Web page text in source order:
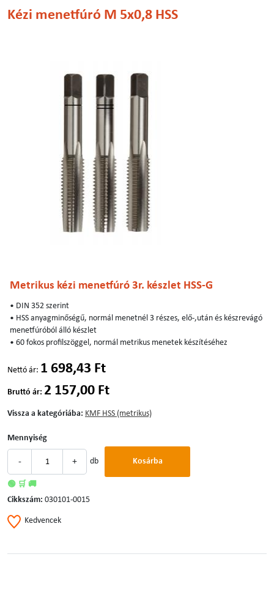
Kézi menetfúró M 5x0,8 HSS
Metrikus kézi menetfúró 3r. készlet HSS-G
• DIN 352 szerint
• HSS anyagminőségű, normál menetnél 3 részes, elő-,után és készrevágó
menetfúróból álló készlet
• 60 fokos profilszöggel, normál metrikus menetek készítéséhez
Nettó ár: 1 698,43 Ft
Bruttó ár: 2 157,00 Ft
Vissza a kategóriába: KMF HSS (metrikus)
Mennyiség
- + db Kosárba
🟢 🛒 🚚
Cikkszám: 030101-0015
Kedvencek